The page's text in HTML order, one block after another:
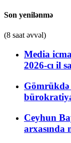
Son yenilənmə
(8 saat əvvəl)
Media
2026-cı il
Gömrükdə
Ceyhun
arxasında